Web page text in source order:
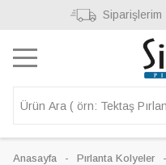
Siparişlerim
Anasayfa Pırlanta Kolyeler